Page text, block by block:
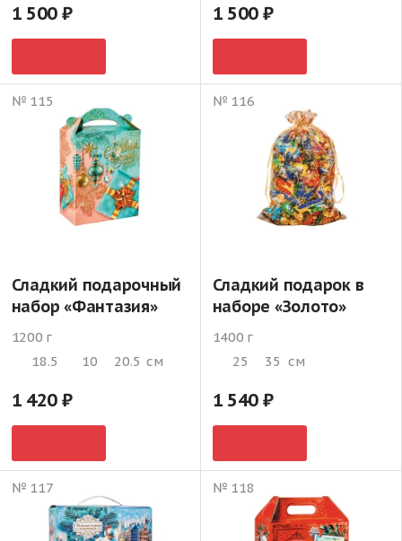
1 500 1 500
№ 115
Сладкий подарочный
набор «Фантазия»
1200 г
18.5
10 20.5 см
1 420
№ 116
Сладкий подарок в
наборе «Золото»
1400 г
25
35 см
1 540
№ 117 № 118